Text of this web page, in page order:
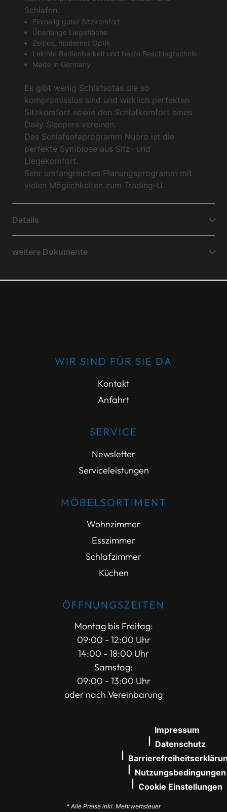
Schlafen.
Einmalig guter Sitzkomfort
Überlange Liegefläche
Zeitlos, moderner Optik
Leichte Bedienbarkeit und beste Beschlagtechnik
Made in Germany
Es gibt wenig Schlafsofas die so
kompromisslos sind und wirklich perfekten
Sitzkomfort sowie den Schlafkomfort eines
Daily Sleepers vereinen.
Das Schlafsofaprogramm Nuoro ist die
perfekte Symbiose aus Sitz- und
Liegekomfort.
Sehr umfangreiches Planungsprogramm mit
vielen Möglichkeiten zum Trading-U.
Details
weitere Dokumente
WIR SIND FÜR SIE DA
Kontakt
Anfahrt
SERVICE
Newsletter
Serviceleistungen
MÖBELSORTIMENT
Wohnzimmer
Esszimmer
Schlafzimmer
Küchen
ÖFFNUNGSZEITEN
Montag bis Freitag:
09:00 - 12:00 Uhr
14:00 - 18:00 Uhr
Samstag:
09:00 - 13:00 Uhr
oder nach Vereinbarung
Impressum
Datenschutz
Nutzungsbedingungen
Cookie Einstellungen
* Alle Preise inkl. Mehrwertsteuer